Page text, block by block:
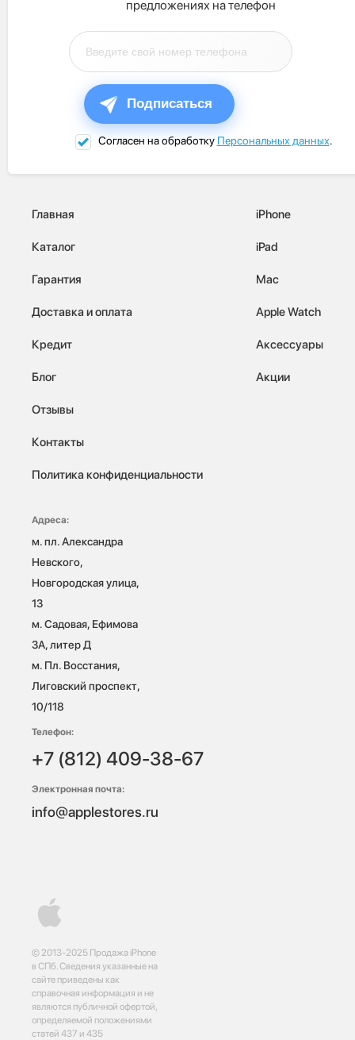
предложениях на телефон
Подписаться
Согласен на обработку Персональных данных.
© 2013-2025 Продажа iPhone
в СПб. Сведения указанные на
сайте приведены как
справочная информация и не
являются публичной офертой,
определяемой положениями
статей 437 и 435
Главная
Каталог
Гарантия
Доставка и оплата
Кредит
Блог
Отзывы
Контакты
Политика конфиденциальности
iPhone
iPad
Mac
Apple Watch
Аксессуары
Акции
Адреса:
м. пл. Александра
Невского,
Новгородская улица,
13
м. Садовая, Ефимова
3А, литер Д
м. Пл. Восстания,
Лиговский проспект,
10/118
Телефон:
+7 (812) 409-38-67
Электронная почта:
info@applestores.ru